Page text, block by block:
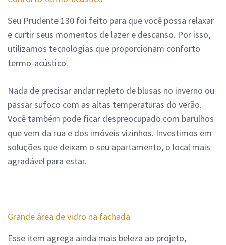
Seu Prudente 130 foi feito para que você possa relaxar
e curtir seus momentos de lazer e descanso. Por isso,
utilizamos tecnologias que proporcionam conforto
termo-acústico.
Nada de precisar andar repleto de blusas no inverno ou
passar sufoco com as altas temperaturas do verão.
Você também pode ficar despreocupado com barulhos
que vem da rua e dos imóveis vizinhos. Investimos em
soluções que deixam o seu apartamento, o local mais
agradável para estar.
Grande área de vidro na fachada
Esse item agrega ainda mais beleza ao projeto,